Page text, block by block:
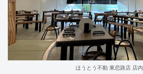
ほうとう不動 東恋路店 店内